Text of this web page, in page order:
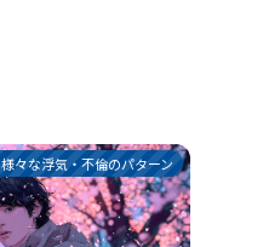
様々な浮気・不倫のパターン